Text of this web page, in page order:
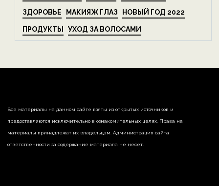
ЗДОРОВЬЕ МАКИЯЖ ГЛАЗ НОВЫЙ ГОД 2022
ПРОДУКТЫ УХОД ЗА ВОЛОСАМИ
Все материалы на данном сайте взяты из открытых источников и
предоставляются исключительно в ознакомительных целях. Права на
материалы принадлежат их владельцам. Администрация сайта
ответственности за содержание материала не несет.